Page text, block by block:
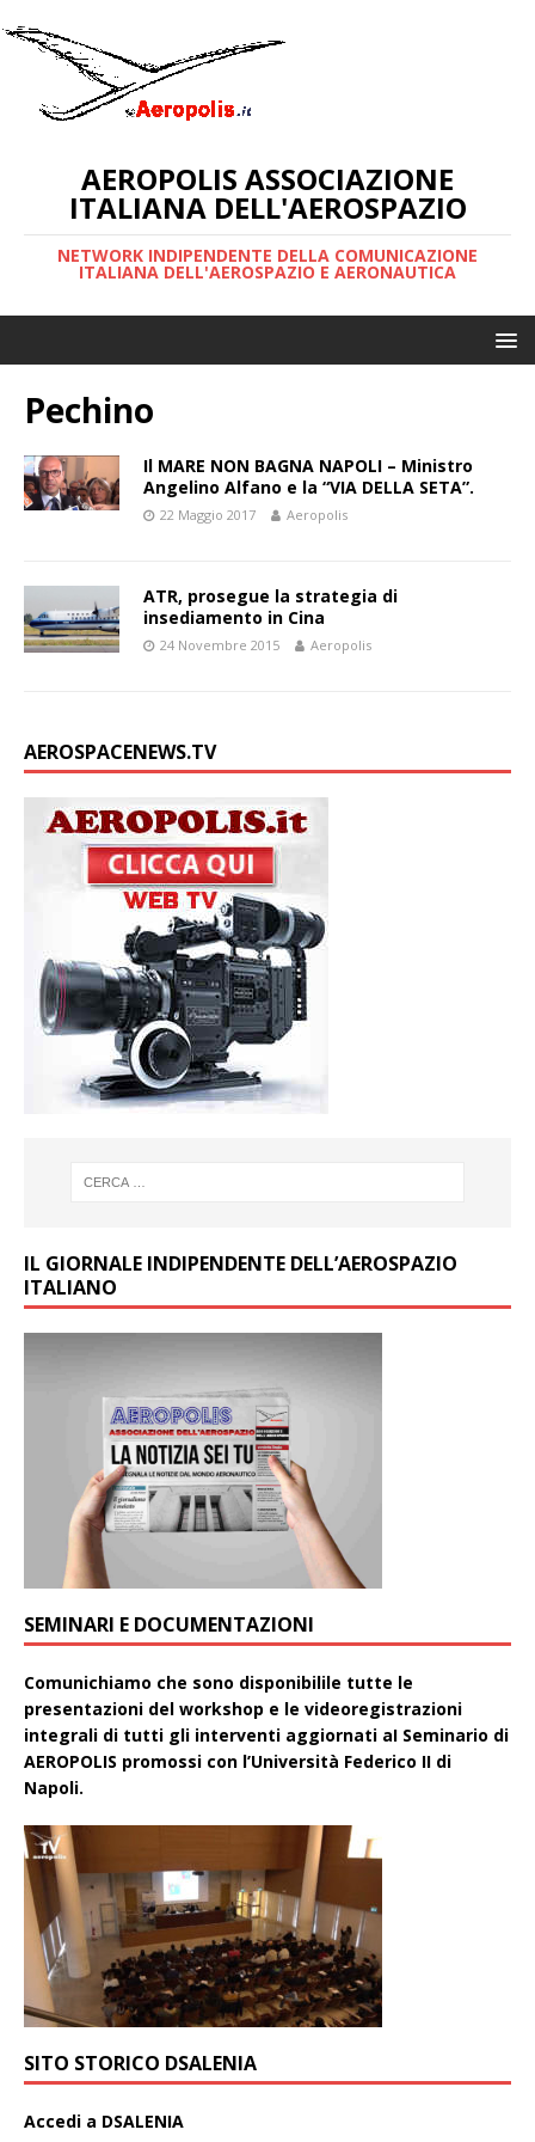
AEROPOLIS ASSOCIAZIONE
ITALIANA DELL'AEROSPAZIO
NETWORK INDIPENDENTE DELLA COMUNICAZIONE
ITALIANA DELL'AEROSPAZIO E AERONAUTICA
Pechino
Il MARE NON BAGNA NAPOLI – Ministro
Angelino Alfano e la “VIA DELLA SETA”.
22 Maggio 2017 Aeropolis
ATR, prosegue la strategia di
insediamento in Cina
24 Novembre 2015 Aeropolis
AEROSPACENEWS.TV
IL GIORNALE INDIPENDENTE DELL’AEROSPAZIO
ITALIANO
SEMINARI E DOCUMENTAZIONI
Comunichiamo che sono disponibilile tutte le
presentazioni del workshop e le videoregistrazioni
integrali di tutti gli interventi aggiornati aI Seminario di
AEROPOLIS promossi con l’Università Federico II di
Napoli.
SITO STORICO DSALENIA
Accedi a DSALENIA